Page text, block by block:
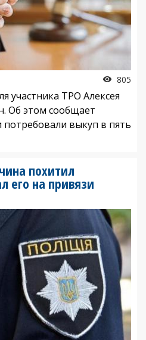
805
участника ТРО Алексея
Об этом сообщает
потребовали выкуп в пять
похитил
его на привязи